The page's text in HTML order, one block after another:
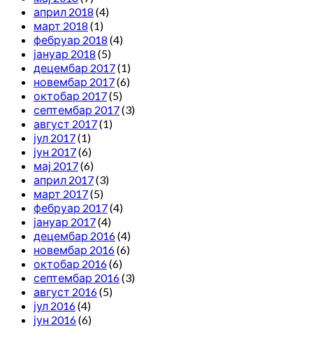
април 2018 (4)
март 2018 (1)
фебруар 2018 (4)
јануар 2018 (5)
децембар 2017(1)
новембар 2017(6)
октобар 2017(5)
септембар 2017(3)
август 2017(1)
јул 2017(1)
јун 2017(6)
мај 2017(6)
април 2017(3)
март 2017(5)
фебруар 2017(4)
јануар 2017(4)
децембар 2016(4)
новембар 2016(6)
октобар 2016(6)
септембар 2016(3)
август 2016(5)
јул 2016(4)
јун 2016(6)